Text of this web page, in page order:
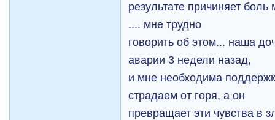
результате причиняет
.... мне трудно
говорить об этом... наша
аварии 3 недели назад,
и мне необходима
страдаем от горя, а он
превращает эти чувства в